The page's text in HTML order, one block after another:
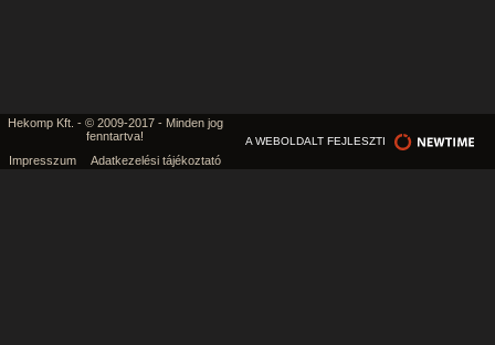
Hekomp Kft. - © 2009-2017 - Minden jog
fenntartva!
Impresszum
Adatkezelési tájékoztató
A WEBOLDALT FEJLESZTI